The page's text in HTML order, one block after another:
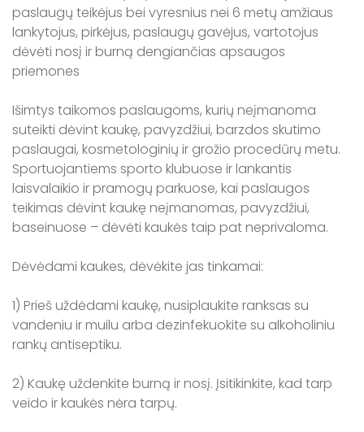
paslaugų teikėjus bei vyresnius nei 6 metų amžiaus
lankytojus, pirkėjus, paslaugų gavėjus, vartotojus
dėvėti nosį ir burną dengiančias apsaugos
priemones
Išimtys taikomos paslaugoms, kurių neįmanoma
suteikti dėvint kaukę, pavyzdžiui, barzdos skutimo
paslaugai, kosmetologinių ir grožio procedūrų metu.
Sportuojantiems sporto klubuose ir lankantis
laisvalaikio ir pramogų parkuose, kai paslaugos
teikimas dėvint kaukę neįmanomas, pavyzdžiui,
baseinuose – dėvėti kaukės taip pat neprivaloma.
Dėvėdami kaukes, dėvėkite jas tinkamai:
1) Prieš uždėdami kaukę, nusiplaukite ranksas su
vandeniu ir muilu arba dezinfekuokite su alkoholiniu
rankų antiseptiku.
2) Kaukę uždenkite burną ir nosį. Įsitikinkite, kad tarp
veido ir kaukės nėra tarpų.